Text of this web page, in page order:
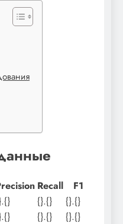
Recall
F1
{}.{}
{}.{}
{}.{}
{}.{}